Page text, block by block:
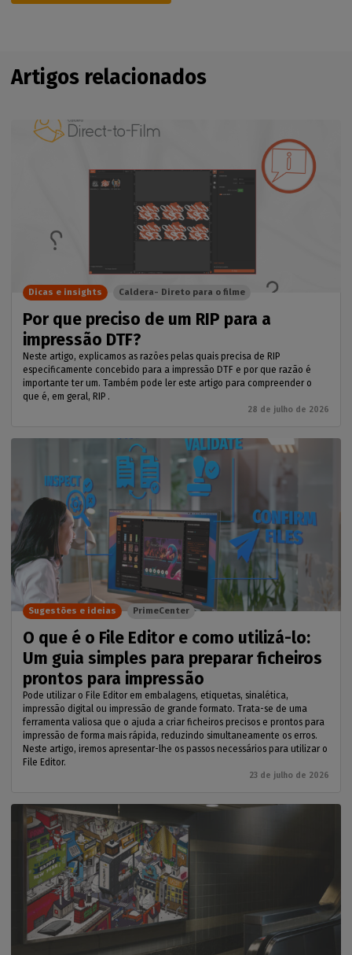
Artigos relacionados
Por que preciso de um RIP para a
impressão DTF?
Neste artigo, explicamos as razões pelas quais precisa de RIP
especificamente concebido para a impressão DTF e por que razão é
importante ter um. Também pode ler este artigo para compreender o
que é, em geral, RIP .
28 de julho de 2026
Dicas e insights Caldera- Direto para o filme
O que é o File Editor e como utilizá-lo:
Um guia simples para preparar ficheiros
prontos para impressão
Pode utilizar o File Editor em embalagens, etiquetas, sinalética,
impressão digital ou impressão de grande formato. Trata-se de uma
ferramenta valiosa que o ajuda a criar ficheiros precisos e prontos para
impressão de forma mais rápida, reduzindo simultaneamente os erros.
Neste artigo, iremos apresentar-lhe os passos necessários para utilizar o
File Editor.
23 de julho de 2026
Sugestões e ideias PrimeCenter